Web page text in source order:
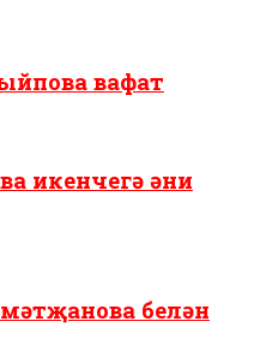
вафат
икенчегә әни
белән